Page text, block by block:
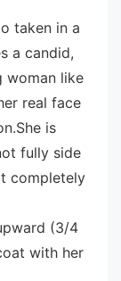
taken in a
a candid,
woman like
real face
is
fully side
completely
(3/4
with her